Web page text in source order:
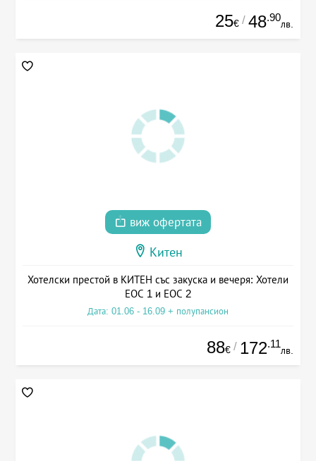
25€ / 48.90
лв.
виж офертата
Китен
Хотелски престой в КИТЕН със закуска и вечеря: Хотели
ЕОС 1 и ЕОС 2
Дата: 01.06 - 16.09 + полупансион
88€ / 172.11
лв.